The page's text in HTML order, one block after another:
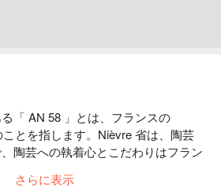
「 AN 58 」とは、フランスの
とを指します。Nièvre 省は、陶芸
陶芸への執着心とこだわりはフラン
食へのこだわりが強いという意味を
さらに表示